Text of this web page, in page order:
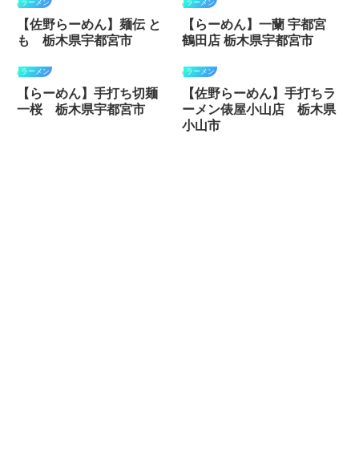
ラーメン
【佐野らーめん】麺伝 と
も 栃木県宇都宮市
ラーメン
【らーめん】一蘭 宇都宮
鶴田店 栃木県宇都宮市
ラーメン
【らーめん】手打ち切麺
一桜 栃木県宇都宮市
ラーメン
【佐野らーめん】手打ちラ
ーメン俵屋小山店 栃木県
小山市